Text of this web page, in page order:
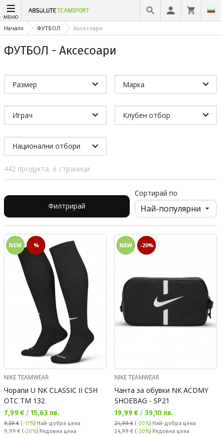
МЕНЮ
Начало ФУТБОЛ Аксесоари
ФУТБОЛ - Аксесоари
Размер Марка
Играч Клубен отбор
Национални отбори
442 продукта, 6 страници
Филтрирай
Сортирай по
NEW %
NIKE TEAMWEAR
Чорапи U NK CLASSIC II CSH
OTC TM 132
Текуща цена:
7,99 € / 15,63 лв.
9,59 € (-17%) Най-добра цена
Редовна цена:
9,99 € (-20%) Редовна цена
NEW -20%
NIKE TEAMWEAR
Чанта за обувки NK ACDMY
SHOEBAG - SP21
Текуща цена:
19,99 € / 39,10 лв.
24,99 € (-20%) Най-добра цена
Редовна цена:
24,99 € (-20%) Редовна цена